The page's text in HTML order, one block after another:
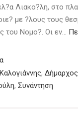
Λιακο?λη, στο
με ?λους τους
του Νομο?. Οι εν…
,
, Συνάντηση